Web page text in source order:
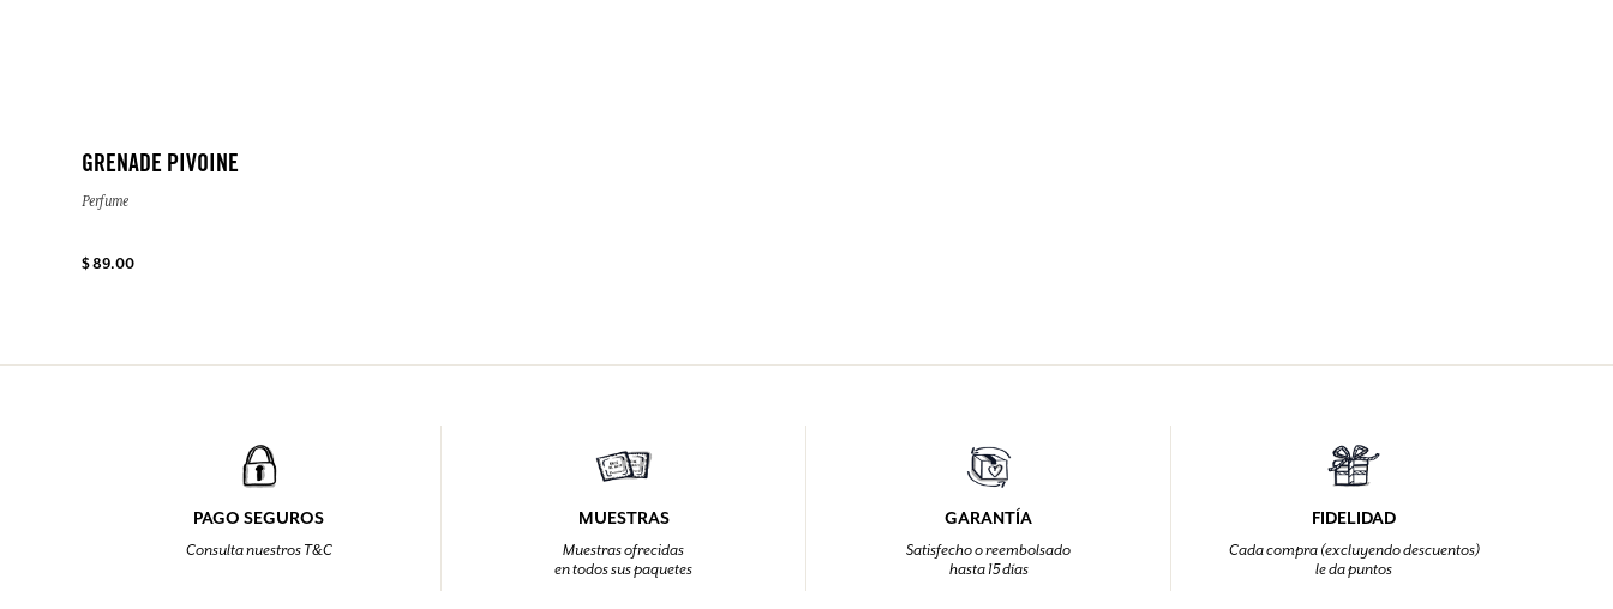
GRENADE PIVOINE
Perfume
$ 89.00
PAGO SEGUROS
Consulta nuestros T&C
MUESTRAS
Muestras ofrecidas
en todos sus paquetes
GARANTÍA
Satisfecho o reembolsado
hasta 15 días
FIDELIDAD
Cada compra (excluyendo descuentos)
le da puntos